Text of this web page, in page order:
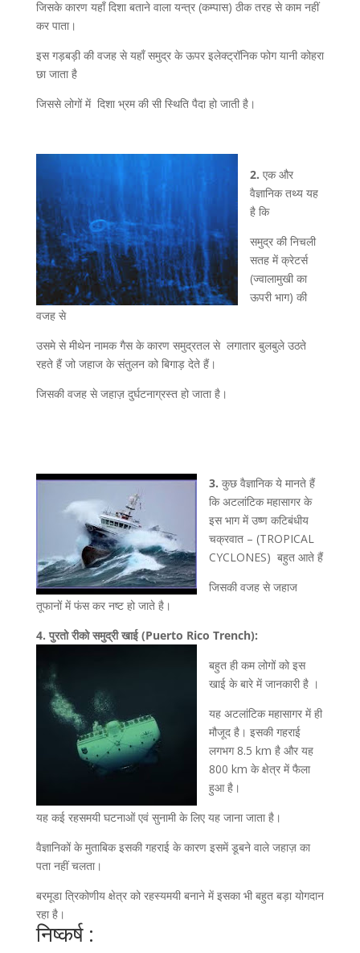
जिसके कारण यहाँ दिशा बताने वाला यन्त्र (कम्पास) ठीक तरह से काम नहीं
कर पाता।
इस गड़बड़ी की वजह से यहाँ समुद्र के ऊपर इलेक्ट्रॉनिक फोग यानी कोहरा
छा जाता है
जिससे लोगों में दिशा भ्रम की सी स्थिति पैदा हो जाती है।
2. एक और
वैज्ञानिक तथ्य यह
है कि
समुद्र की निचली
सतह में क्रेटर्स
(ज्वालामुखी का
ऊपरी भाग) की
वजह से
उसमे से मीथेन नामक गैस के कारण समुद्रतल से लगातार बुलबुले उठते
रहते हैं जो जहाज के संतुलन को बिगाड़ देते हैं।
जिसकी वजह से जहाज़ दुर्घटनाग्रस्त हो जाता है।
3. कुछ वैज्ञानिक ये मानते हैं
कि अटलांटिक महासागर के
इस भाग में उष्ण कटिबंधीय
चक्रवात – (TROPICAL
CYCLONES) बहुत आते हैं
जिसकी वजह से जहाज
तूफानों में फंस कर नष्ट हो जाते है।
4. पुरतो रीको समुद्री खाई (Puerto Rico Trench):
बहुत ही कम लोगों को इस
खाई के बारे में जानकारी है ।
यह अटलांटिक महासागर में ही
मौजूद है। इसकी गहराई
लगभग 8.5 km है और यह
800 km के क्षेत्र में फैला
हुआ है।
यह कई रहसमयी घटनाओं एवं सुनामी के लिए यह जाना जाता है।
वैज्ञानिकों के मुताबिक इसकी गहराई के कारण इसमें डूबने वाले जहाज़ का
पता नहीं चलता।
बरमूडा त्रिकोणीय क्षेत्र को रहस्यमयी बनाने में इसका भी बहुत बड़ा योगदान
रहा है।
निष्कर्ष :